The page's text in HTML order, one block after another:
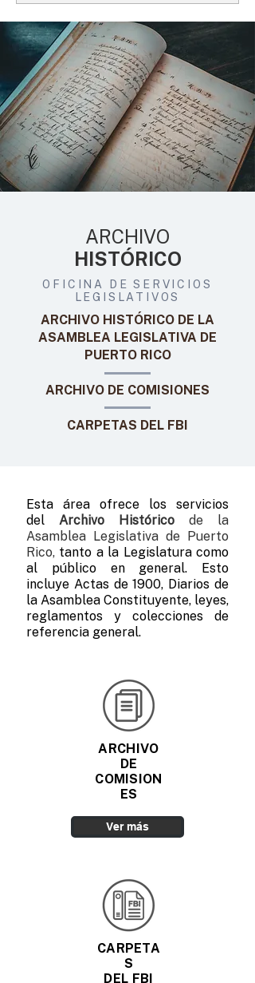
ARCHIVO
HISTÓRICO
OFICINA DE SERVICIOS
LEGISLATIVOS
ARCHIVO HISTÓRICO DE LA
ASAMBLEA LEGISLATIVA DE
PUERTO RICO
ARCHIVO DE COMISIONES
CARPETAS DEL FBI
Esta área ofrece los servicios
del Archivo Histórico de la
Asamblea Legislativa de Puerto
Rico, tanto a la Legislatura como
al público en general. Esto
incluye Actas de 1900, Diarios de
la Asamblea Constituyente, leyes,
reglamentos y colecciones de
referencia general.
ARCHIVO
DE
COMISION
ES
Ver más
CARPETA
S
DEL FBI